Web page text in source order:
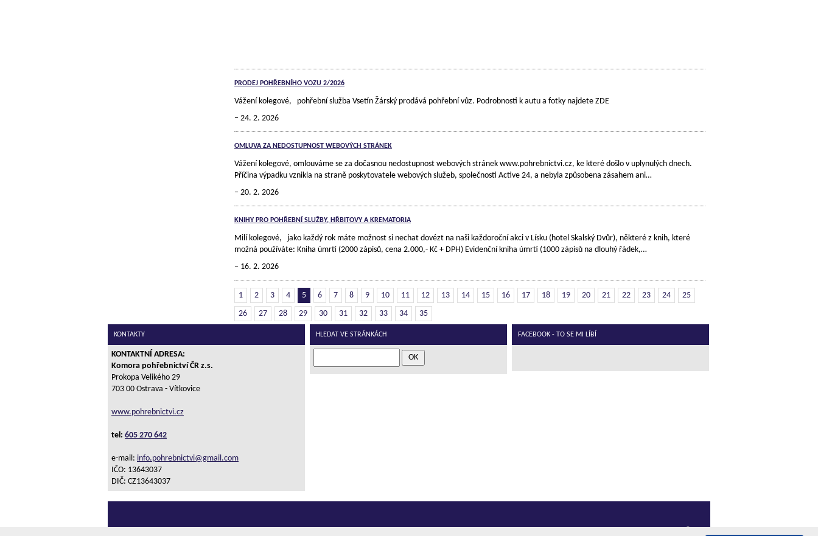
PRODEJ POHŘEBNÍHO VOZU 2/2026
Vážení kolegové, pohřební služba Vsetín Žárský prodává pohřební vůz. Podrobnosti k autu a fotky najdete ZDE
24. 2. 2026
OMLUVA ZA NEDOSTUPNOST WEBOVÝCH STRÁNEK
Vážení kolegové, omlouváme se za dočasnou nedostupnost webových stránek www.pohrebnictvi.cz, ke které došlo v uplynulých dnech.
Příčina výpadku vznikla na straně poskytovatele webových služeb, společnosti Active 24, a nebyla způsobena zásahem ani…
20. 2. 2026
KNIHY PRO POHŘEBNÍ SLUŽBY, HŘBITOVY A KREMATORIA
Milí kolegové, jako každý rok máte možnost si nechat dovézt na naši každoroční akci v Lísku (hotel Skalský Dvůr), některé z knih, které
možná používáte: Kniha úmrtí (2000 zápisů, cena 2.000,- Kč + DPH) Evidenční kniha úmrtí (1000 zápisů na dlouhý řádek,…
16. 2. 2026
1 2 3 4 5 6 7 8 9 10 11 12 13 14 15 16 17 18 19 20 21 22 23 24
25
26
27 28 29 30 31 32 33 34 35
KONTAKTY
KONTAKTNÍ ADRESA:
Komora pohřebnictví ČR z.s.
Prokopa Velikého 29
703 00 Ostrava - Vítkovice
www.pohrebnictvi.cz
tel: 605 270 642
e-mail: info.pohrebnictvi@gmail.com
IČO: 13643037
DIČ: CZ13643037
HLEDAT VE STRÁNKÁCH FACEBOOK - TO SE MI LÍBÍ